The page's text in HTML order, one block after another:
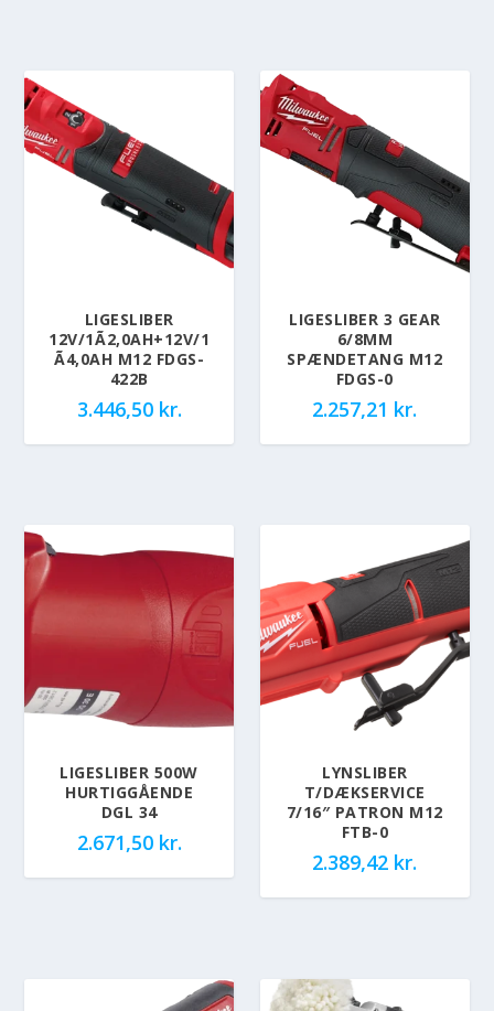
LIGESLIBER
12V/1Ã2,0AH+12V/1
Ã4,0AH M12 FDGS-
422B
3.446,50 kr.
LIGESLIBER 3 GEAR
6/8MM
SPÆNDETANG M12
FDGS-0
2.257,21 kr.
LIGESLIBER 500W
HURTIGGÅENDE
DGL 34
2.671,50 kr.
LYNSLIBER
T/DÆKSERVICE
7/16″ PATRON M12
FTB-0
2.389,42 kr.